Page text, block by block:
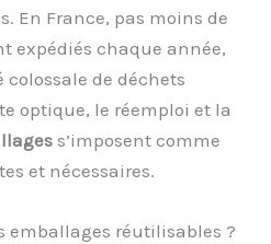
En France, pas moins de
expédiés chaque année,
de déchets
optique, le réemploi et la
s’imposent comme
et nécessaires.
emballages réutilisables ?